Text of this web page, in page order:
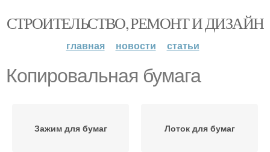
СТРОИТЕЛЬСТВО, РЕМОНТ И ДИЗАЙН
главная новости статьи
Копировальная бумага
Зажим для бумаг Лоток для бумаг